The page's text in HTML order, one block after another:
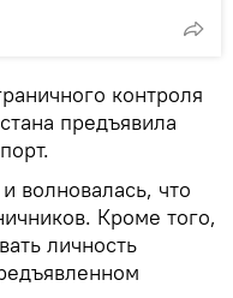
контроля
предъявила
волновалась, что
Кроме того,
личность